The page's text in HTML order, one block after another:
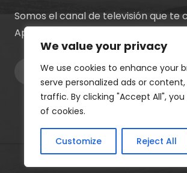
We value your privacy
We use cookies to enhance your
serve personalized ads or
traffic. By clicking "Accept All",
of cookies.
Customize Reject All
Somos el canal de televisión que te
Apostamos por la información y el